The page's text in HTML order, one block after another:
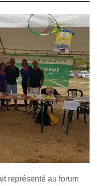
représenté au forum